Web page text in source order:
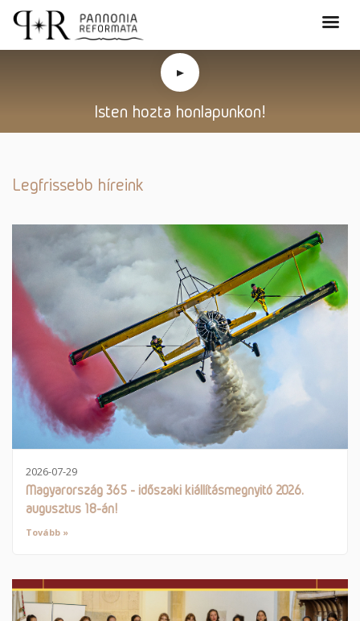
Isten hozta honlapunkon!
Legfrissebb híreink
2026-07-29
Magyarország 365 - időszaki kiállításmegnyitó 2026.
augusztus 18-án!
Tovább »